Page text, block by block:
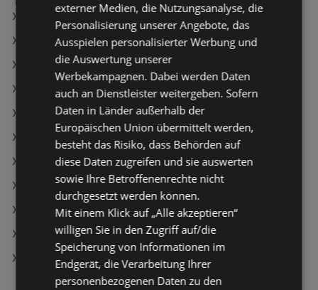
Schärdinger Gouda Scheiben
Ja! Natürlich Dinkelvollkornweckerl
Clever Taschentücher Box
BILLA Angebote
Maximarkt Angebote
ADEG Angebote
Aktuelle Lidl Flugblätter
Aktuelle Maximarkt Flugblätter
Aktuelle ADEG Flugblätter
Aktuelle NÖM Flugblätter
Aktuelle MPREIS Flugblätter
externer Medien, die Nutzungsanalyse, die
Personalisierung unserer Angebote, das
Ausspielen personalisierter Werbung und
die Auswertung unserer
Werbekampagnen. Dabei werden Daten
auch an Dienstleister weitergeben. Sofern
Daten in Länder außerhalb der
Europäischen Union übermittelt werden,
besteht das Risiko, dass Behörden auf
diese Daten zugreifen und sie auswerten
sowie Ihre Betroffenenrechte nicht
durchgesetzt werden können.
Mit einem Klick auf „Alle akzeptieren“
willigen Sie in den Zugriff auf/die
Speicherung von Informationen im
Endgerät, die Verarbeitung Ihrer
personenbezogenen Daten zu den